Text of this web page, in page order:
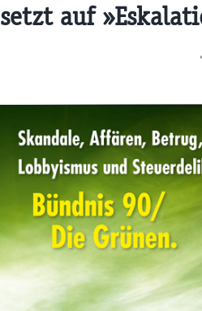
setzt auf